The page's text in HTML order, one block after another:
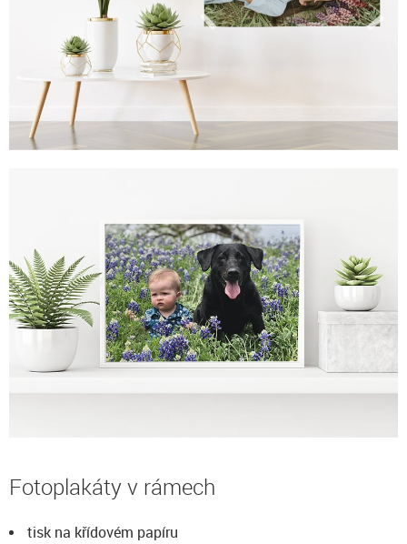
Fotoplakáty v rámech
tisk na křídovém papíru